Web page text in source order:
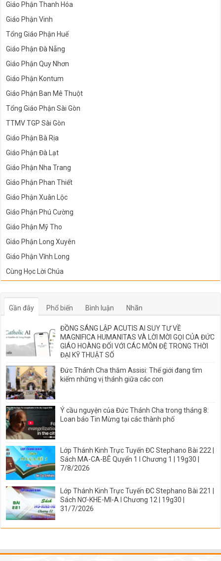
Giáo Phận Thanh Hóa
Giáo Phận Vinh
Tổng Giáo Phận Huế
Giáo Phận Đà Nẵng
Giáo Phận Quy Nhơn
Giáo Phận Kontum
Giáo Phận Ban Mê Thuột
Tổng Giáo Phận Sài Gòn
TTMV TGP Sài Gòn
Giáo Phận Bà Rịa
Giáo Phận Đà Lạt
Giáo Phận Nha Trang
Giáo Phận Phan Thiết
Giáo Phận Xuân Lộc
Giáo Phận Phú Cường
Giáo Phận Mỹ Tho
Giáo Phận Long Xuyên
Giáo Phận Vĩnh Long
Cùng Học Lời Chúa
Gần đây Phổ biến Bình luận Nhãn
ĐỒNG SÁNG LẬP ACUTIS AI SUY TƯ VỀ
MAGNIFICA HUMANITAS VÀ LỜI MỜI GỌI CỦA ĐỨC
GIÁO HOÀNG ĐỐI VỚI CÁC MÔN ĐỆ TRONG THỜI
ĐẠI KỸ THUẬT SỐ
Đức Thánh Cha thăm Assisi: Thế giới đang tìm
kiếm những vị thánh giữa các con
Ý cầu nguyện của Đức Thánh Cha trong tháng 8:
Loan báo Tin Mừng tại các thành phố
Lớp Thánh Kinh Trực Tuyến ĐC Stephano Bài 222 |
Sách MA-CA-BÊ Quyển 1 I Chương 1 | 19g30 |
7/8/2026
Lớp Thánh Kinh Trực Tuyến ĐC Stephano Bài 221 |
Sách NƠ-KHE-MI-A I Chương 12 | 19g30 |
31/7/2026